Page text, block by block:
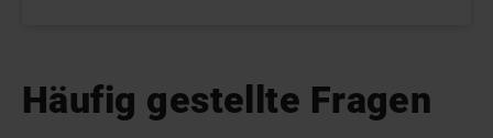
Häufig gestellte Fragen